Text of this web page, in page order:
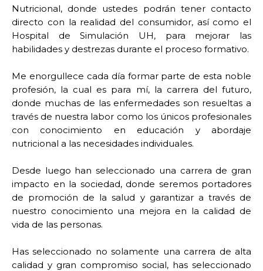
Nutricional, donde ustedes podrán tener contacto
directo con la realidad del consumidor, así como el
Hospital de Simulación UH, para mejorar las
habilidades y destrezas durante el proceso formativo.
Me enorgullece cada día formar parte de esta noble
profesión, la cual es para mí, la carrera del futuro,
donde muchas de las enfermedades son resueltas a
través de nuestra labor como los únicos profesionales
con conocimiento en educación y abordaje
nutricional a las necesidades individuales.
Desde luego han seleccionado una carrera de gran
impacto en la sociedad, donde seremos portadores
de promoción de la salud y garantizar a través de
nuestro conocimiento una mejora en la calidad de
vida de las personas.
Has seleccionado no solamente una carrera de alta
calidad y gran compromiso social, has seleccionado